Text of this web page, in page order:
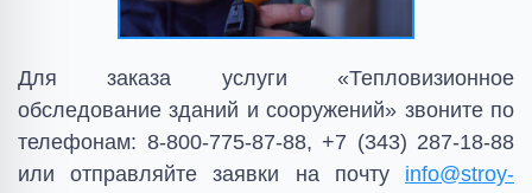
Для заказа услуги «Тепловизионное
обследование зданий и сооружений» звоните по
телефонам: 8-800-775-87-88, +7 (343) 287-18-88
или отправляйте заявки на почту info@stroy-